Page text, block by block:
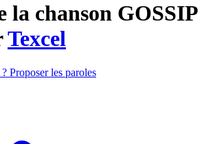
la chanson GOSSIP
Texcel
Proposer les paroles